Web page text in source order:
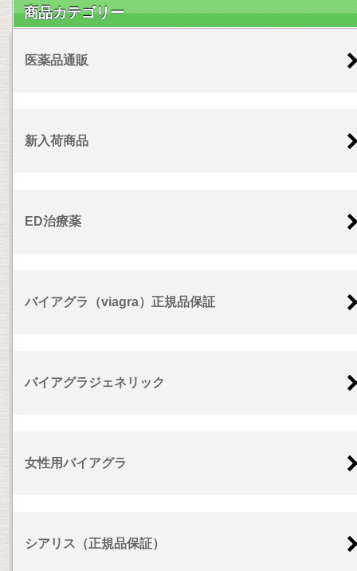
商品カテゴリー
医薬品通販
新入荷商品
ED治療薬
バイアグラ（viagra）正規品保証
バイアグラジェネリック
女性用バイアグラ
シアリス（正規品保証）